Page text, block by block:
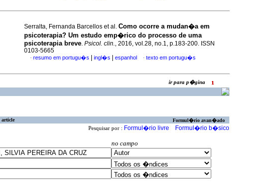
Serralta, Fernanda Barcellos et al. Como ocorre a mudan�a em
psicoterapia? Um estudo emp�rico do processo de uma
psicoterapia breve. Psicol. clin., 2016, vol.28, no.1, p.183-200. ISSN
0103-5665
· resumo em portugu�s ingl�s espanhol · texto em portugu�s
ir para p�gina
article Formul�rio avan�ado
Pesquisar por : Formul�rio livre Formul�rio b�sico
no campo